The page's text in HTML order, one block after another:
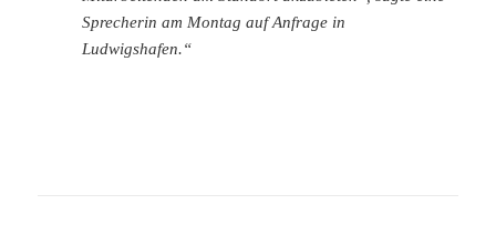
Sprecherin am Montag auf Anfrage in
Ludwigshafen.“